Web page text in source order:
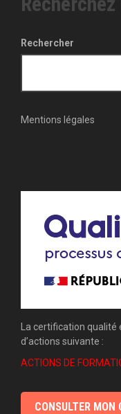
Rechercher
Mentions légales
La certification
d’actions suivante :
ACTIONS DE
CONSULTER MON